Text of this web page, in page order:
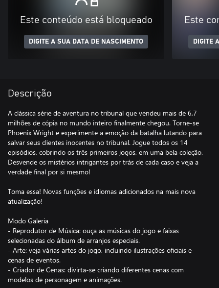
Este conteúdo está bloqueado
DIGITE A SUA DATA DE NASCIMENTO
Este
DIGITE
Descrição
A clássica série de aventura no tribunal que vendeu mais de 6,7
milhões de cópia no mundo inteiro finalmente chegou. Torne-se
Phoenix Wright e experimente a emoção da batalha lutando para
salvar seus clientes inocentes no tribunal. Jogue todos os 14
episódios, cobrindo os três primeiros jogos, em uma bela coleção.
Desvende os mistérios intrigantes por trás de cada caso e veja a
verdade final por si mesmo!
Toma essa! Novas funções e idiomas adicionados na mais nova
atualização!
Modo Galeria
- Reprodutor de Música: ouça as músicas do jogo e faixas
selecionadas do álbum de arranjos especiais.
- Arte: veja várias artes do jogo, incluindo ilustrações oficiais e
cenas de eventos.
- Criador de Cenas: divirta-se criando diferentes cenas com
modelos de personagem e animações.